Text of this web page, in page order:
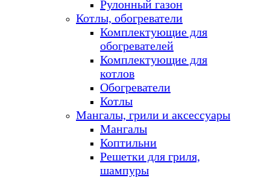
Рулонный газон
Котлы, обогреватели
Комплектующие для
обогревателей
Комплектующие для
котлов
Обогреватели
Котлы
Мангалы, грили и аксессуары
Мангалы
Коптильни
Решетки для гриля,
шампуры